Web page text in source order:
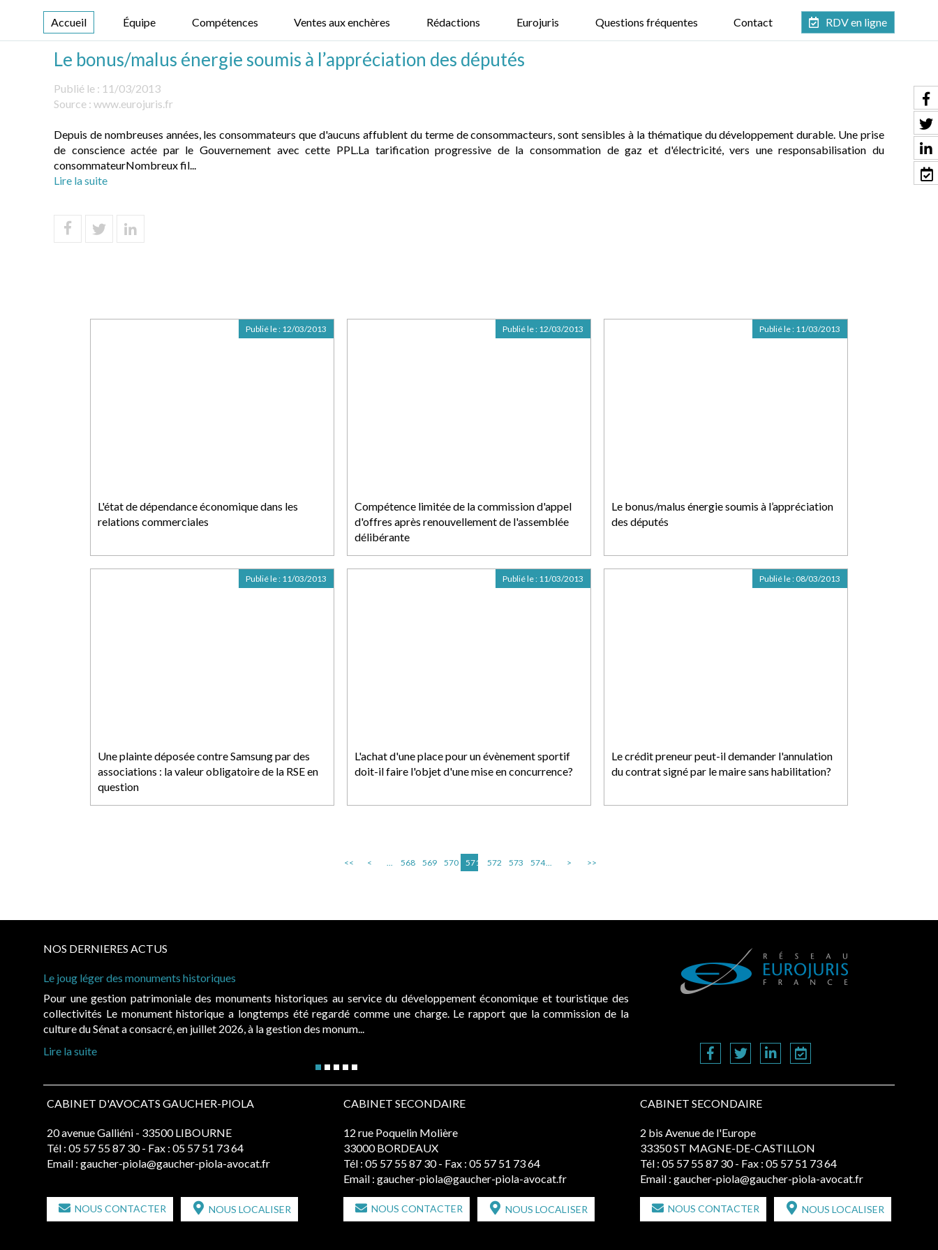
Accueil Équipe Compétences Ventes aux enchères Rédactions Eurojuris Questions fréquentes Contact RDV en ligne
Le bonus/malus énergie soumis à l’appréciation des députés
Publié le : 11/03/2013
Source : www.eurojuris.fr
Depuis de nombreuses années, les consommateurs que d'aucuns affublent du terme de consommacteurs, sont sensibles à la thématique du développement durable. Une prise
de conscience actée par le Gouvernement avec cette PPL.La tarification progressive de la consommation de gaz et d'électricité, vers une responsabilisation du
consommateurNombreux fil...
Lire la suite
L'état de dépendance économique dans les
relations commerciales
Publié le : 12/03/2013
Compétence limitée de la commission d'appel
d'offres après renouvellement de l'assemblée
délibérante
Publié le : 12/03/2013
Le bonus/malus énergie soumis à l’appréciation
des députés
Publié le : 11/03/2013
Une plainte déposée contre Samsung par des
associations : la valeur obligatoire de la RSE en
question
Publié le : 11/03/2013
L'achat d'une place pour un évènement sportif
doit-il faire l'objet d'une mise en concurrence?
Publié le : 11/03/2013
Le crédit preneur peut-il demander l'annulation
du contrat signé par le maire sans habilitation?
Publié le : 08/03/2013
<< < ... 568 569 570 571 572 573 574... > >>
NOS DERNIERES ACTUS
Le joug léger des monuments historiques
Pour une gestion patrimoniale des monuments historiques au service du développement économique et touristique des
collectivités Le monument historique a longtemps été regardé comme une charge. Le rapport que la commission de la
culture du Sénat a consacré, en juillet 2026, à la gestion des monum...
Lire la suite
CABINET D'AVOCATS GAUCHER-PIOLA
20 avenue Galliéni - 33500 LIBOURNE
Tél : 05 57 55 87 30 - Fax : 05 57 51 73 64
Email : gaucher-piola@gaucher-piola-avocat.fr
NOUS CONTACTER NOUS LOCALISER
CABINET SECONDAIRE
12 rue Poquelin Molière
33000 BORDEAUX
Tél : 05 57 55 87 30 - Fax : 05 57 51 73 64
Email : gaucher-piola@gaucher-piola-avocat.fr
NOUS CONTACTER NOUS LOCALISER
CABINET SECONDAIRE
2 bis Avenue de l'Europe
33350 ST MAGNE-DE-CASTILLON
Tél : 05 57 55 87 30 - Fax : 05 57 51 73 64
Email : gaucher-piola@gaucher-piola-avocat.fr
NOUS CONTACTER NOUS LOCALISER